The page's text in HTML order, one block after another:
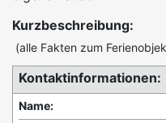
Kurzbeschreibung:
(alle Fakten zum
Kontaktinformationen:
Name: